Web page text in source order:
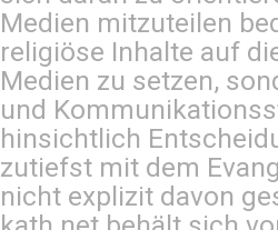
Medien mitzuteilen
religiöse Inhalte auf
Medien zu setzen,
und
hinsichtlich
zutiefst mit dem
nicht explizit davon